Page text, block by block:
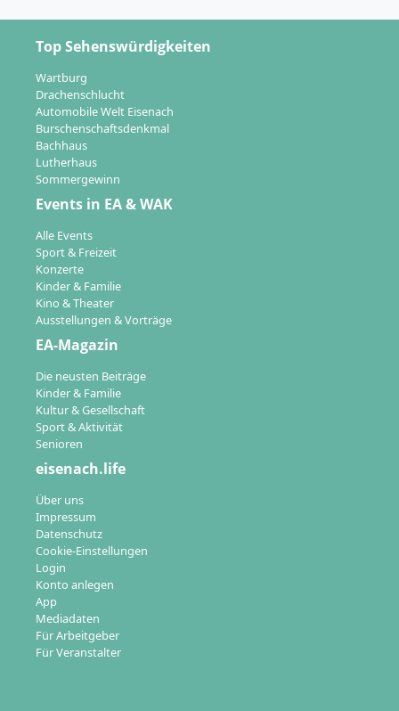
Top Sehenswürdigkeiten
Wartburg
Drachenschlucht
Automobile Welt Eisenach
Burschenschaftsdenkmal
Bachhaus
Lutherhaus
Sommergewinn
Events in EA & WAK
Alle Events
Sport & Freizeit
Konzerte
Kinder & Familie
Kino & Theater
Ausstellungen & Vorträge
EA-Magazin
Die neusten Beiträge
Kinder & Familie
Kultur & Gesellschaft
Sport & Aktivität
Senioren
eisenach.life
Über uns
Impressum
Datenschutz
Cookie-Einstellungen
Login
Konto anlegen
App
Mediadaten
Für Arbeitgeber
Für Veranstalter